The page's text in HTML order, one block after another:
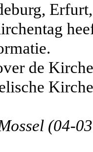
de
(04-